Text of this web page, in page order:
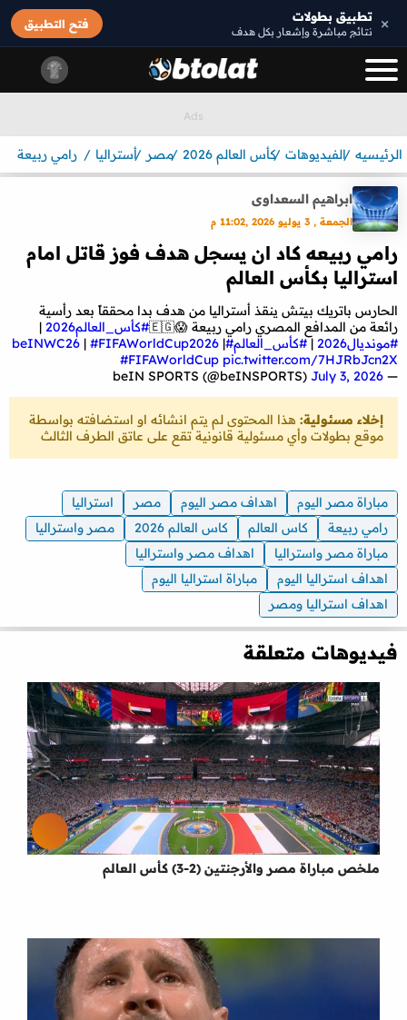
× تطبيق بطولات
نتائج مباشرة وإشعار بكل هدف
فتح التطبيق
الرئيسيه الفيديوهات كأس العالم 2026 مصر أستراليا رامي ربيعة
ابراهيم السعداوى
الجمعة , 3 يوليو 2026 ,11:02 م
رامي ربيعه كاد ان يسجل هدف فوز قاتل امام
استراليا بكأس العالم
الحارس باتريك بيتش ينقذ أستراليا من هدف بدا محققاً بعد رأسية
رائعة من المدافع المصري رامي ربيعة 😱🇪🇬
#كأس_العالم2026
|
#مونديال2026
|#كأس_العالم#beINWC26
| #FIFAWorldCup2026 |
#FIFAWorldCup pic.twitter.com/7HJRbJcn2X
— beIN SPORTS (@beINSPORTS)
July 3, 2026
إخلاء مسئولية: هذا المحتوى لم يتم انشائه او استضافته بواسطة
موقع بطولات وأي مسئولية قانونية تقع على عاتق الطرف الثالث
مباراة مصر اليوم اهداف مصر اليوم مصر
استراليا
رامي ربيعة
كاس العالم كاس العالم 2026
مصر واستراليا
مباراة مصر واستراليا
اهداف مصر واستراليا
اهداف استراليا اليوم
مباراة استراليا اليوم
اهداف استراليا ومصر
فيديوهات متعلقة
ملخص مباراة مصر والأرجنتين (2-3) كأس العالم